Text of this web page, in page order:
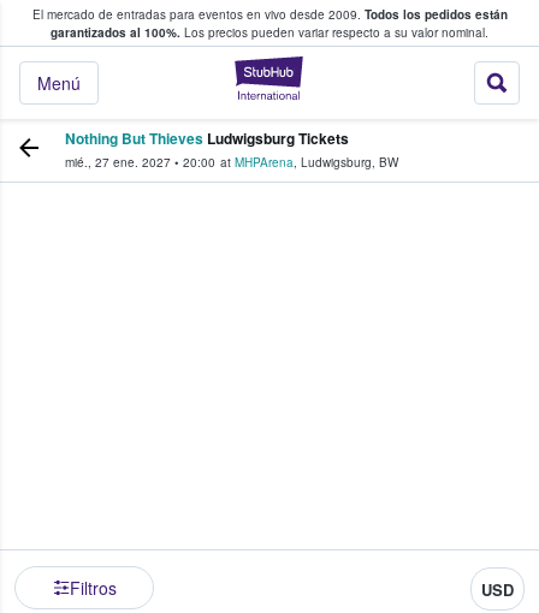
El mercado de entradas para eventos en vivo desde 2009. Todos los pedidos están
garantizados al 100%. Los precios pueden variar respecto a su valor nominal.
StubHub:
Menú
y venta de entradas entre fans
Nothing But Thieves Ludwigsburg Tickets
mié., 27 ene. 2027 • 20:00 at MHPArena, Ludwigsburg, BW
Filtros USD